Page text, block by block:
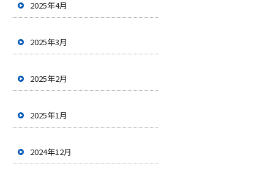
2025年4月
2025年3月
2025年2月
2025年1月
2024年12月